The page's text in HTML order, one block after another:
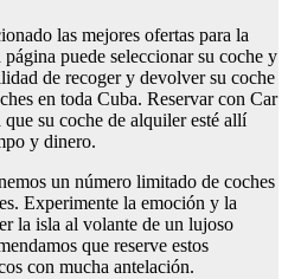
las mejores ofertas para la
puede seleccionar su coche y
de recoger y devolver su coche
en toda Cuba. Reservar con Car
su coche de alquiler esté allí
y dinero.
un número limitado de coches
Experimente la emoción y la
la isla al volante de un lujoso
que reserve estos
con mucha antelación.